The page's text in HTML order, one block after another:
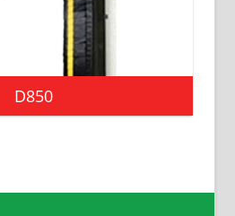
D850